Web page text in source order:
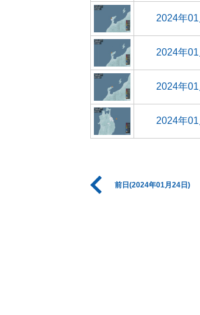
2024年
2024年
2024年
2024年
前日(2024年01月24日)